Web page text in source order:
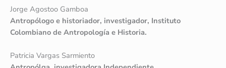
Jorge Agostoo Gamboa
Antropólogo e historiador, investigador, Instituto
Colombiano de Antropología e Historia.
Patricia Vargas Sarmiento